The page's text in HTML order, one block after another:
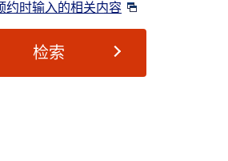
约时输入的相关内容
检索